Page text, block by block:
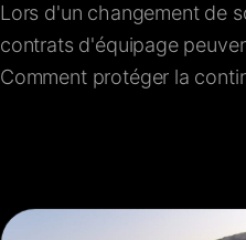
À propos
Contact
Lors d'un changement de
contrats d'équipage
Comment protéger la